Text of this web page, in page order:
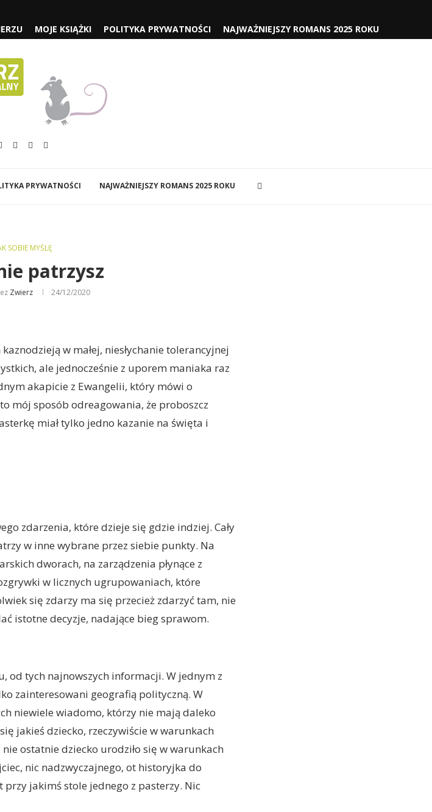
MOJE KSIĄŻKI POLITYKA PRYWATNOŚCI NAJWAŻNIEJSZY ROMANS 2025 ROKU
PRYWATNOŚCI NAJWAŻNIEJSZY ROMANS 2025 ROKU
SOBIE MYŚLĘ
patrzysz
Zwierz 24/12/2020
w małej, niesłychanie tolerancyjnej
ale jednocześnie z uporem maniaka raz
akapicie z Ewangelii, który mówi o
mój sposób odreagowania, że proboszcz
miał tylko jedno kazanie na święta i
zdarzenia, które dzieje się gdzie indziej. Cały
w inne wybrane przez siebie punkty. Na
dworach, na zarządzenia płynące z
w licznych ugrupowaniach, które
się zdarzy ma się przecież zdarzyć tam, nie
istotne decyzje, nadające bieg sprawom.
od tych najnowszych informacji. W jednym z
zainteresowani geografią polityczną. W
niewiele wiadomo, którzy nie mają daleko
jakieś dziecko, rzeczywiście w warunkach
ostatnie dziecko urodziło się w warunkach
nic nadzwyczajnego, ot historyjka do
jakimś stole jednego z pasterzy. Nic